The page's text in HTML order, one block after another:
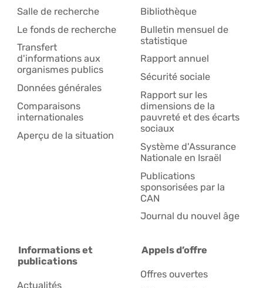
Salle de recherche
Le fonds de recherche
Transfert
d'informations aux
organismes publics
Données générales
Comparaisons
internationales
Aperçu de la situation
Bibliothèque
Bulletin mensuel de
statistique
Rapport annuel
Sécurité sociale
Rapport sur les
dimensions de la
pauvreté et des écarts
sociaux
Système d'Assurance
Nationale en Israël
Publications
sponsorisées par la
CAN
Journal du nouvel âge
Informations et
publications
Actualités
Appels d’offre
Offres ouvertes